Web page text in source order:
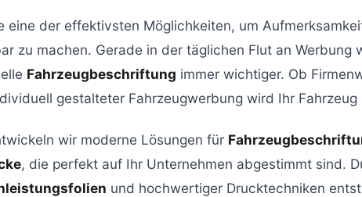
eine der effektivsten Möglichkeiten, um
zu machen. Gerade in der täglichen Flut an Werbung
Fahrzeugbeschriftung immer wichtiger. Ob
gestalteter Fahrzeugwerbung wird Ihr
wir moderne Lösungen für
, die perfekt auf Ihr Unternehmen abgestimmt sind.
und hochwertiger Drucktechniken